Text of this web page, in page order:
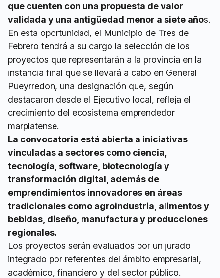
que cuenten con una propuesta de valor
validada y una antigüedad menor a siete años.
En esta oportunidad, el Municipio de Tres de
Febrero tendrá a su cargo la selección de los
proyectos que representarán a la provincia en la
instancia final que se llevará a cabo en General
Pueyrredon, una designación que, según
destacaron desde el Ejecutivo local, refleja el
crecimiento del ecosistema emprendedor
marplatense.
La convocatoria está abierta a iniciativas
vinculadas a sectores como ciencia,
tecnología, software, biotecnología y
transformación digital, además de
emprendimientos innovadores en áreas
tradicionales como agroindustria, alimentos y
bebidas, diseño, manufactura y producciones
regionales.
Los proyectos serán evaluados por un jurado
integrado por referentes del ámbito empresarial,
académico, financiero y del sector público.